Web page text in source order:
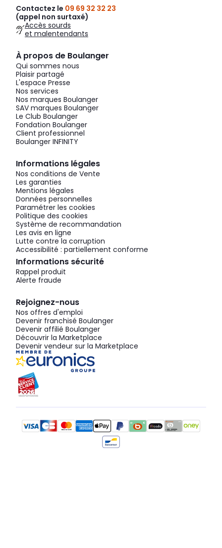
Contactez le 09 69 32 32 23
(appel non surtaxé)
Accès sourds
et malentendants
À propos de Boulanger
Qui sommes nous
Plaisir partagé
L'espace Presse
Nos services
Nos marques Boulanger
SAV marques Boulanger
Le Club Boulanger
Fondation Boulanger
Client professionnel
Boulanger INFINITY
Informations légales
Nos conditions de Vente
Les garanties
Mentions légales
Données personnelles
Paramétrer les cookies
Politique des cookies
Système de recommandation
Les avis en ligne
Lutte contre la corruption
Accessibilité : partiellement conforme
Informations sécurité
Rappel produit
Alerte fraude
Rejoignez-nous
Nos offres d'emploi
Devenir franchisé Boulanger
Devenir affilié Boulanger
Découvrir la Marketplace
Devenir vendeur sur la Marketplace